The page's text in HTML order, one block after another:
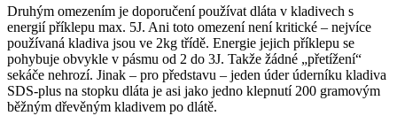
Druhým omezením je doporučení používat dláta v kladivech s
energií příklepu max. 5J. Ani toto omezení není kritické – nejvíce
používaná kladiva jsou ve 2kg třídě. Energie jejich příklepu se
pohybuje obvykle v pásmu od 2 do 3J. Takže žádné „přetížení“
sekáče nehrozí. Jinak – pro představu – jeden úder úderníku kladiva
SDS-plus na stopku dláta je asi jako jedno klepnutí 200 gramovým
běžným dřevěným kladivem po dlátě.